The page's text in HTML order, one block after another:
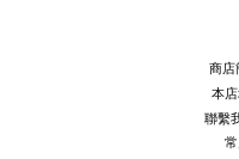
商店
本
聯繫